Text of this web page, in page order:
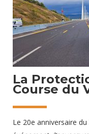
concurrents. Notre
grâce à
25 octobre 2024
La
Course du
Le 20e anniversaire